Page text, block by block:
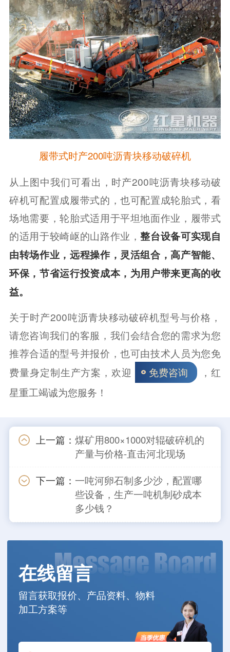
履带式时产200吨沥青块移动破碎机
从上图中我们可看出，时产200吨沥青块移动破
碎机可配置成履带式的，也可配置成轮胎式，看
场地需要，轮胎式适用于平坦地面作业，履带式
的适用于较崎岖的山路作业，整台设备可实现自
由转场作业，远程操作，灵活组合，高产智能、
环保，节省运行投资成本，为用户带来更高的收
益。
关于时产200吨沥青块移动破碎机型号与价格，
请您咨询我们的客服，我们会结合您的需求为您
推荐合适的型号并报价，也可由技术人员为您免
费量身定制生产方案，欢迎
免费咨询
，红
星重工竭诚为您服务！
上一篇： 煤矿用800×1000对辊破碎机的
产量与价格-直击河北现场
下一篇： 一吨河卵石制多少沙，配置哪
些设备，生产一吨机制砂成本
多少钱？
在线留言
留言获取报价、产品资料、物料
加工方案等